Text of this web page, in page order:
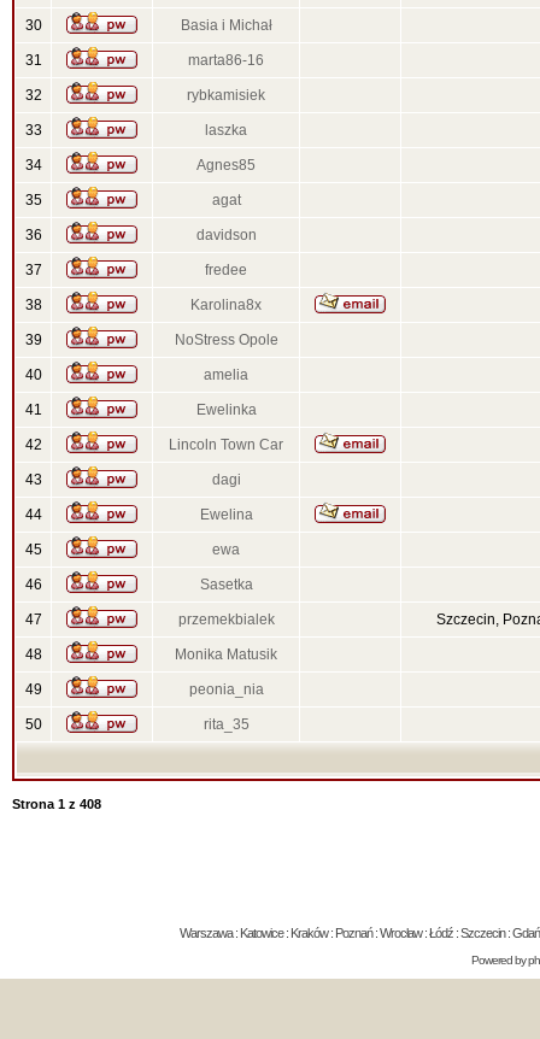
30 Basia i Michał
31 marta86-16
32 rybkamisiek
33 laszka
34 Agnes85
35 agat
36 davidson
37 fredee
38 Karolina8x
39 NoStress Opole
40 amelia
41 Ewelinka
42 Lincoln Town Car
43 dagi
44 Ewelina
45 ewa
46 Sasetka
47 przemekbialek Szczecin,
48 Monika Matusik
49 peonia_nia
50 rita_35
Strona 1 z 408
Warszawa : Katowice : Kraków : Poznań : Wrocław : Łódź : Szczecin :
Powered by